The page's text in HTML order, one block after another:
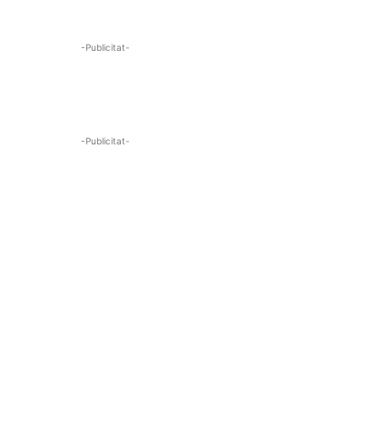
-Publicitat-
-Publicitat-